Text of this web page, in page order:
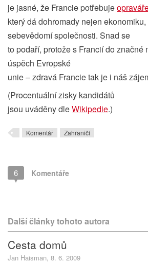
je jasné, že Francie potřebuje
který dá dohromady nejen
sebevědomí společnosti. Snad se
to podaří, protože s Francií do značné
úspěch Evropské
unie – zdravá Francie tak je i náš
(Procentuální zisky kandidátů
jsou uváděny dleWikipedie.)
Komentář Zahraničí
6 Komentáře
Další články tohoto autora
Cesta domů
Jan Haisman, 8. 6. 2009